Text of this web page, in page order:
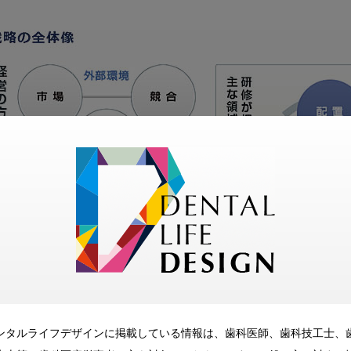
タルライフデザインに掲載している情報は、歯科医師、歯科技工士、